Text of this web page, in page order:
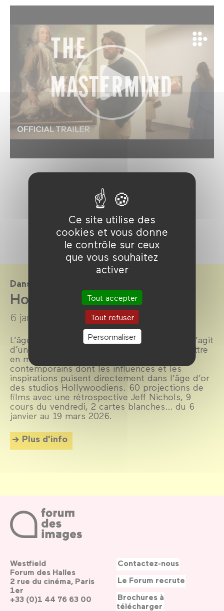
Ce site utilise des
cookies et vous donne
le contrôle sur ceux
que vous souhaitez
activer
Tout accepter
Tout refuser
Personnaliser
Dans le cadre de
Hollywood Millennials
6 janvier → 19 mars 2026
L’âge d’or d’Hollywood et ses héritages. Il s’agit
d’une intuition et d’une envie : celles de mettre
en miroir des œuvres de cinéastes
contemporains dont les influences et les
inspirations puisent directement dans l’âge d’or
des studios Hollywoodiens. 60 projections de
films avec une rétrospective Jeff Nichols, 9
cours du vendredi, 2 cartes blanches… du 6
janvier au 19 mars 2026.
Plus d'info
Westfield
Forum des Halles
2 rue du cinéma, Paris
1er
+33 (0)1 44 76 63 00
Contactez-nous
Le Forum recrute
Brochures à
télécharger